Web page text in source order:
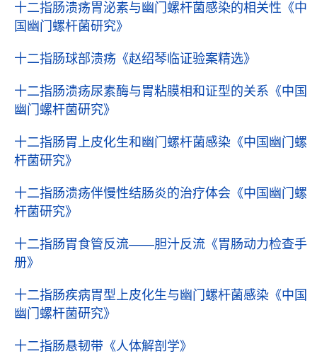
十二指肠溃疡胃泌素与幽门螺杆菌感染的相关性 《中
国幽门螺杆菌研究》
十二指肠球部溃疡 《赵绍琴临证验案精选》
十二指肠溃疡尿素酶与胃粘膜相和证型的关系 《中国
幽门螺杆菌研究》
十二指肠胃上皮化生和幽门螺杆菌感染 《中国幽门螺
杆菌研究》
十二指肠溃疡伴慢性结肠炎的治疗体会 《中国幽门螺
杆菌研究》
十二指肠胃食管反流——胆汁反流 《胃肠动力检查手
册》
十二指肠疾病胃型上皮化生与幽门螺杆菌感染 《中国
幽门螺杆菌研究》
十二指肠悬韧带 《人体解剖学》